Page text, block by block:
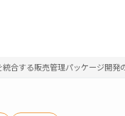
統合する販売管理パッケージ開発